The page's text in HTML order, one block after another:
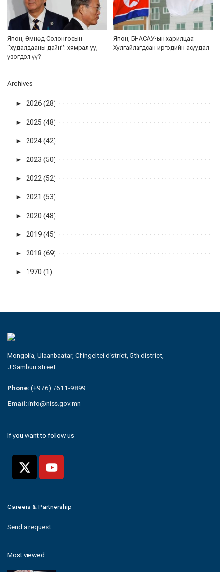
Япон, Өмнөд Солонгосын
“худалдааны дайн”: хямрал уу,
үзэгдэл үү?
Япон, БНАСАУ-ын харилцаа:
Хулгайлагдсан иргэдийн асуудал
Archives
► 2026 (28)
► 2025 (48)
► 2024 (42)
► 2023 (50)
► 2022 (52)
► 2021 (53)
► 2020 (48)
► 2019 (45)
► 2018 (69)
► 1970 (1)
Mongolia, Ulaanbaatar, Chingeltei district, 5th district,
J.Sambuu street
Phone: (+976) 7611-9899
Email: info@niss.gov.mn
If you want to follow us
Careers & Partnership
Send a request
Most viewed